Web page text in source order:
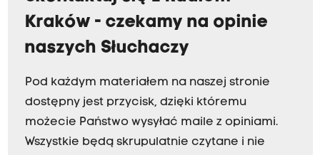
Kraków - czekamy na opinie
naszych Słuchaczy
Pod każdym materiałem na naszej stronie
dostępny jest przycisk, dzięki któremu
możecie Państwo wysyłać maile z opiniami.
Wszystkie będą skrupulatnie czytane i nie